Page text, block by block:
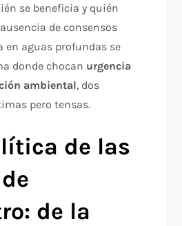
se beneficia y quién
de consensos
en aguas profundas se
donde chocan urgencia
ambiental, dos
pero tensas.
de las
de la